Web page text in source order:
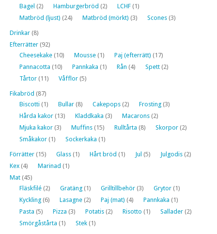
Bagel (2) Hamburgerbröd (2) LCHF (1)
Matbröd (ljust) (24) Matbröd (mörkt) (3) Scones (3)
Drinkar (8)
Efterrätter (92)
Cheesekake (10) Mousse (1) Paj (efterrätt) (17)
Pannacotta (10) Pannkaka (1) Rån (4) Spett (2)
Tårtor (11) Våfflor (5)
Fikabröd (87)
Biscotti (1) Bullar (8) Cakepops (2) Frosting (3)
Hårda kakor (13) Kladdkaka (3) Macarons (2)
Mjuka kakor (3) Muffins (15) Rulltårta (8) Skorpor (2)
Småkakor (1) Sockerkaka (1)
Förrätter (15) Glass (1) Hårt bröd (1) Jul (5) Julgodis (2)
Kex (4) Marinad (1)
Mat (45)
Fläskfilé (2) Gratäng (1) Grilltillbehör (3) Grytor (1)
Kyckling (6) Lasagne (2) Paj (mat) (4) Pannkaka (1)
Pasta (5) Pizza (3) Potatis (2) Risotto (1) Sallader (2)
Smörgåstårta (1) Stek (1)